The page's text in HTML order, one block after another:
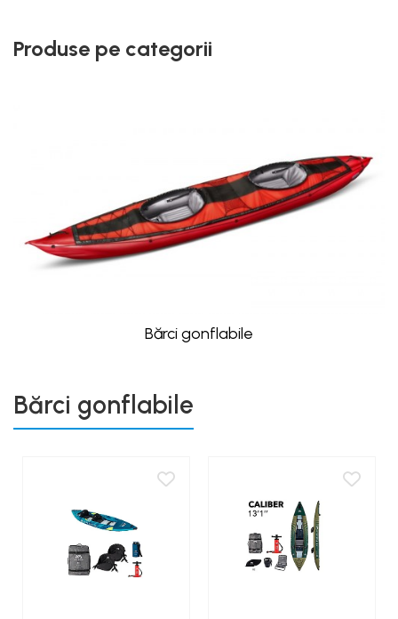
Produse pe categorii
Bărci gonflabile
Bărci gonflabile